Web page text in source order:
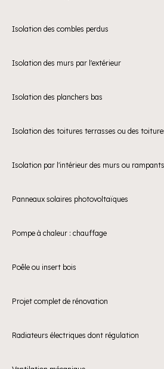
Isolation des combles perdus
Isolation des murs par l'extérieur
Isolation des planchers bas
Isolation des toitures terrasses ou des
Isolation par l'intérieur des murs ou
Panneaux solaires photovoltaïques
Pompe à chaleur : chauffage
Poêle ou insert bois
Projet complet de rénovation
Radiateurs électriques dont régulation